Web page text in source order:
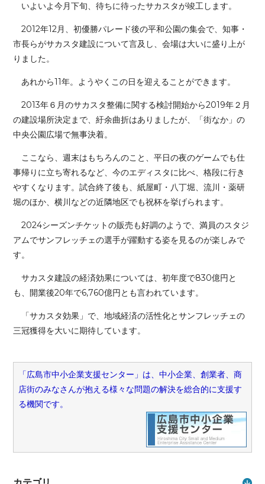
いよいよ今月下旬、待ちに待ったサカスタが竣工します。
2012年12月、初優勝パレード後の平和公園の集会で、知事・
市長らがサカスタ建設について言及し、会場は大いに盛り上が
りました。
あれから11年。ようやくこの日を迎えることができます。
2013年６月のサカスタ整備に関する検討開始から2019年２月
の建設場所決定まで、紆余曲折はありましたが、「街なか」の
中央公園広場で無事決着。
ここなら、週末はもちろんのこと、平日の夜のゲームでも仕
事帰りに立ち寄れるなど、今のエディスタに比べ、格段に行き
やすくなります。試合終了後も、紙屋町・八丁堀、流川・薬研
堀のほか、横川などの近隣地区でも祝杯を挙げられます。
2024シーズンチケットの販売も好調のようで、満員のスタジ
アムでサンフレッチェの選手が躍動する姿を見るのが楽しみで
す。
サカスタ建設の経済効果については、初年度で830億円と
も、開業後20年で6,760億円とも言われています。
「サカスタ効果」で、地域経済の活性化とサンフレッチェの
三冠獲得を大いに期待しています。
「広島市中小企業支援センター」は、中小企業、創業者、商
店街のみなさんが抱える様々な問題の解決を総合的に支援す
る機関です。